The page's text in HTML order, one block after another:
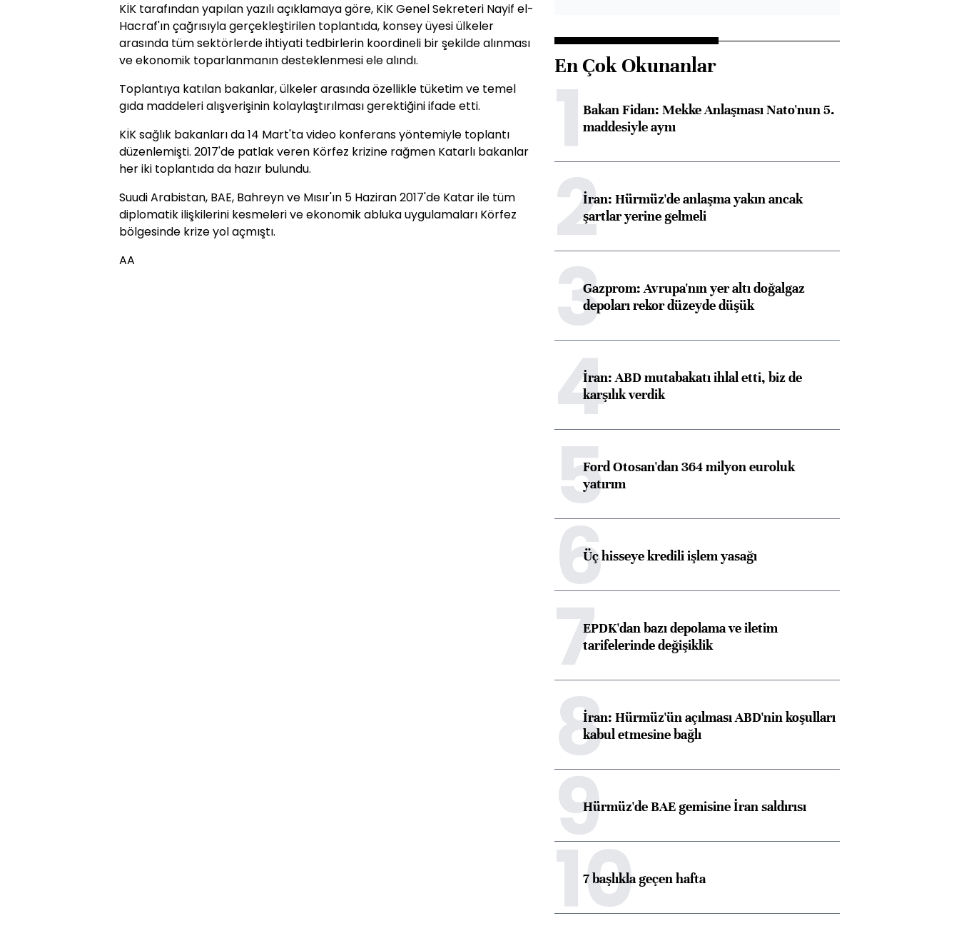
KİK tarafından yapılan yazılı açıklamaya göre, KİK Genel Sekreteri Nayif el-
Hacraf'ın çağrısıyla gerçekleştirilen toplantıda, konsey üyesi ülkeler
arasında tüm sektörlerde ihtiyati tedbirlerin koordineli bir şekilde alınması
ve ekonomik toparlanmanın desteklenmesi ele alındı.
Toplantıya katılan bakanlar, ülkeler arasında özellikle tüketim ve temel
gıda maddeleri alışverişinin kolaylaştırılması gerektiğini ifade etti.
KİK sağlık bakanları da 14 Mart'ta video konferans yöntemiyle toplantı
düzenlemişti. 2017'de patlak veren Körfez krizine rağmen Katarlı bakanlar
her iki toplantıda da hazır bulundu.
Suudi Arabistan, BAE, Bahreyn ve Mısır'ın 5 Haziran 2017'de Katar ile tüm
diplomatik ilişkilerini kesmeleri ve ekonomik abluka uygulamaları Körfez
bölgesinde krize yol açmıştı.
AA
En Çok Okunanlar
1Bakan Fidan: Mekke Anlaşması Nato'nun 5.
maddesiyle aynı
2İran: Hürmüz'de anlaşma yakın ancak
şartlar yerine gelmeli
3Gazprom: Avrupa'nın yer altı doğalgaz
depoları rekor düzeyde düşük
4İran: ABD mutabakatı ihlal etti, biz de
karşılık verdik
5Ford Otosan'dan 364 milyon euroluk
yatırım
6Üç hisseye kredili işlem yasağı
7EPDK'dan bazı depolama ve iletim
tarifelerinde değişiklik
8İran: Hürmüz'ün açılması ABD'nin koşulları
kabul etmesine bağlı
9Hürmüz'de BAE gemisine İran saldırısı
10
7 başlıkla geçen hafta